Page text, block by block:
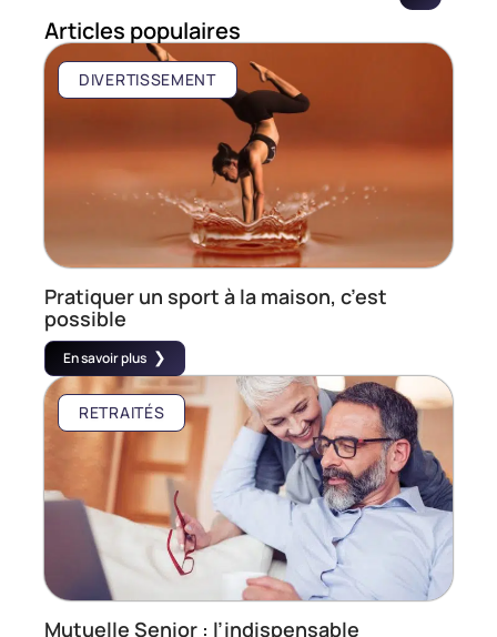
Articles populaires
DIVERTISSEMENT
Pratiquer un sport à la maison, c’est
possible
En savoir plus
RETRAITÉS
Mutuelle Senior : l’indispensable